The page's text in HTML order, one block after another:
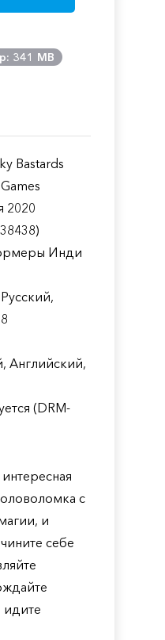
341 MB
Bastards
2020
Инди
Русский,
Английский,
(DRM-
с
и
себе
идите